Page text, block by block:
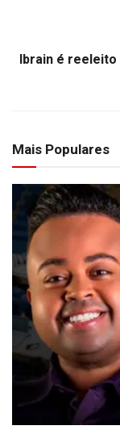
Ibrain é
Mais Populares